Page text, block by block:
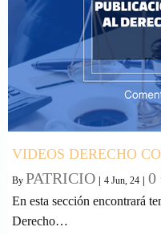
VIDEOS DERECHO
By PATRICIO | 4 Jun, 24 | 0
En esta sección encontrará
Derecho…